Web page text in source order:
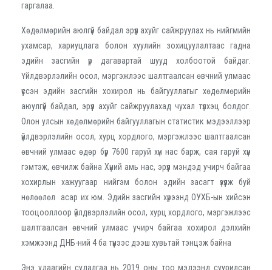
гаргалаа.
Хөдөлмөрийн аюлгүй байдал эрүүл ахуйг сайжруулах нь нийгмийн
ухамсар, хариуцлага болон хуулийн зохицуулалтаас гадна
эдийн засгийн үр дагавартай шууд холбоотой байдаг.
Үйлдвэрлэлийн осол, мэргэжлээс шалтгаалсан өвчний улмаас
үүссэн эдийн засгийн хохирол нь байгууллагыг хөдөлмөрийн
аюулгүй байдал, эрүүл ахуйг сайжруулахад чухал түлхэц болдог.
Олон улсын хөдөлмөрийн байгууллагын статистик мэдээллээр
үйлдвэрлэлийн осол, хурц хордлого, мэргэжлээс шалтгаалсан
өвчний улмаас өдөр бүр 7600 гаруй хүн нас барж, сая гаруй хүн
гэмтэж, өвчилж байна Хүний амь нас, эрүүл мэндэд учирч байгаа
хохирлын хажуугаар нийгэм болон эдийн засагт үзүүлж буй
нөлөөлөл асар их юм. Эдийн засгийн хүрээнд ОУХБ-ын хийсэн
тооцооллоор үйлдвэрлэлийн осол, хурц хордлого, мэргэжлээс
шалтгаалсан өвчний улмаас учирч байгаа хохирол дэлхийн
хэмжээнд ДНБ-ний 4 ба түүнээс дээш хувьтай тэнцэж байна
Энэ удаагийн судалгаа нь 2019 оны тоо мэдээнд суурилсан